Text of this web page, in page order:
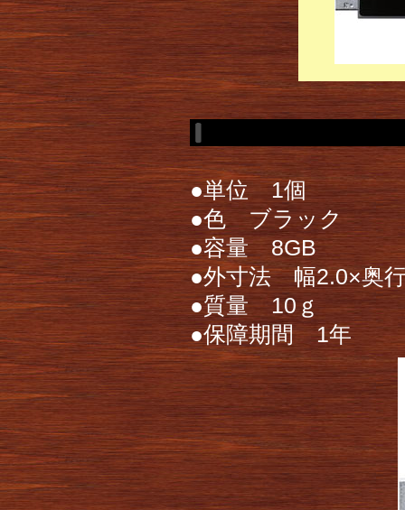
●単位 1個
●色 ブラック
●容量 8GB
●外寸法 幅2.0×奥
●質量 10ｇ
●保障期間 1年